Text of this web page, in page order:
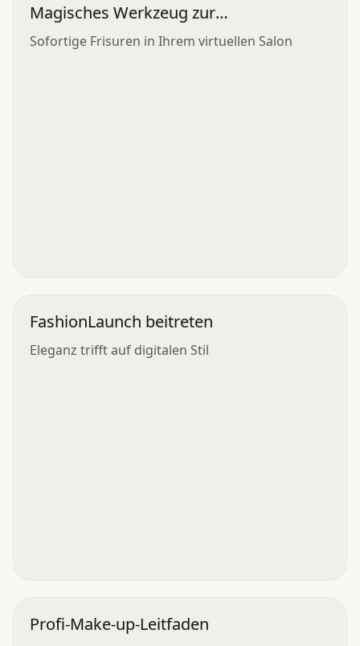
Magisches Werkzeug zur
Haarrenovierung
Sofortige Frisuren in Ihrem virtuellen Salon
FashionLaunch beitreten
Eleganz trifft auf digitalen Stil
Profi-Make-up-Leitfaden